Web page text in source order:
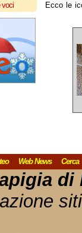
voci
Ecco le
Web News Cerca
di